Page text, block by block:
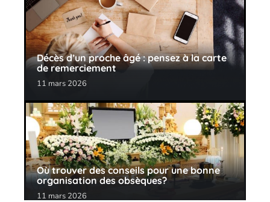
Décès d’un proche âgé : pensez à la carte
de remerciement
11 mars 2026
Où trouver des conseils pour une bonne
organisation des obsèques?
11 mars 2026